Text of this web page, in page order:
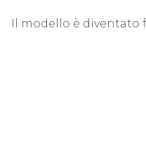
Il modello è diventato